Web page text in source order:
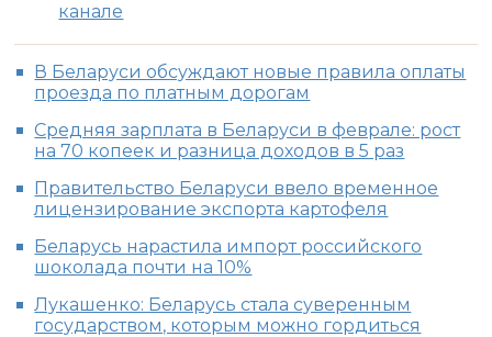
канале
В Беларуси обсуждают новые правила оплаты
проезда по платным дорогам
Средняя зарплата в Беларуси в феврале: рост
на 70 копеек и разница доходов в 5 раз
Правительство Беларуси ввело временное
лицензирование экспорта картофеля
Беларусь нарастила импорт российского
шоколада почти на 10%
Лукашенко: Беларусь стала суверенным
государством, которым можно гордиться